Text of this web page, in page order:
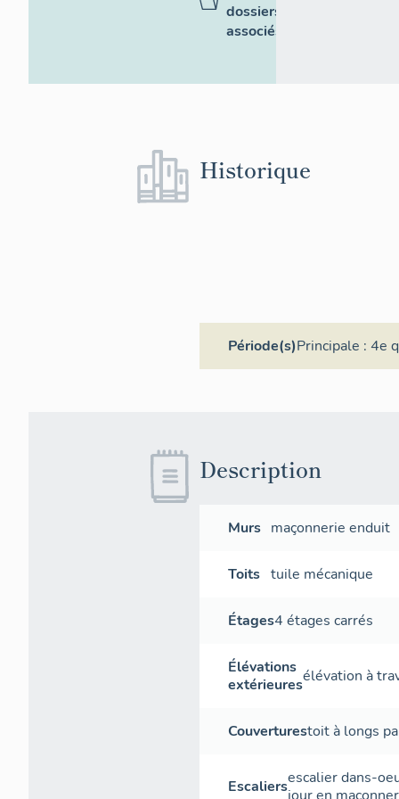
dossiers
associés
Historique
Période(s)Principale : 4e
Description
Murs maçonnerie enduit
Toits tuile mécanique
Étages4 étages carrés
Élévations
extérieuresélévation à
Couverturestoit à longs
Escaliersescalier dans-